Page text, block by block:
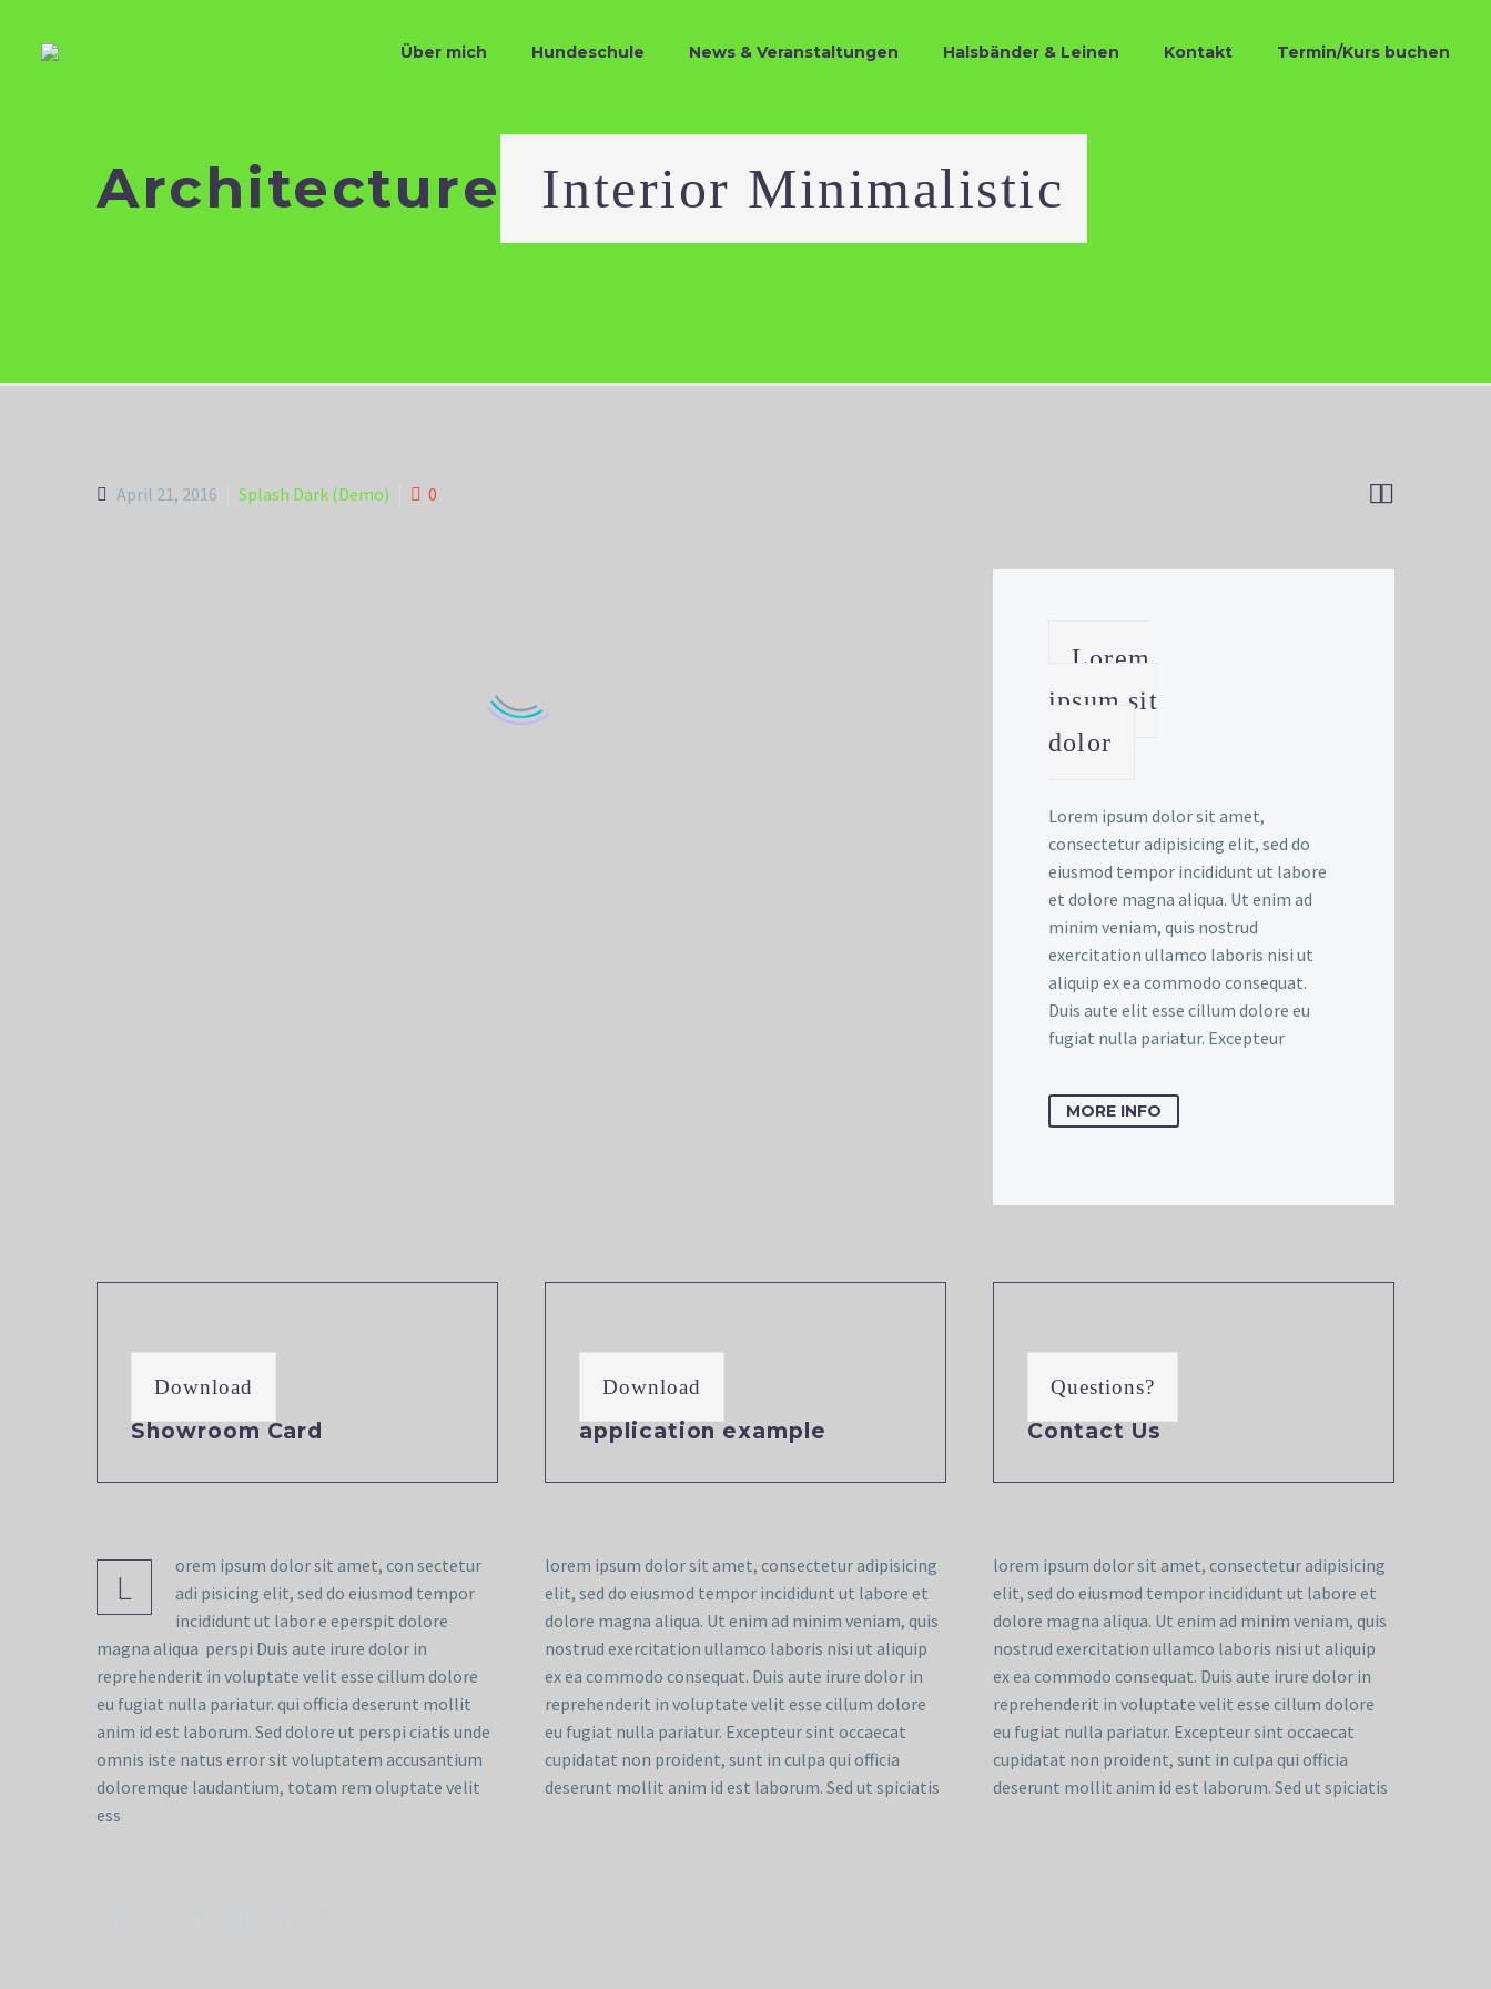
Über mich Hundeschule News & Veranstaltungen Halsbänder & Leinen Kontakt Termin/Kurs buchen
Architecture Interior Minimalistic

April 21, 2016 Splash Dark (Demo) 0
Lorem
ipsum sit
dolor
Lorem ipsum dolor sit amet,
consectetur adipisicing elit, sed do
eiusmod tempor incididunt ut labore
et dolore magna aliqua. Ut enim ad
minim veniam, quis nostrud
exercitation ullamco laboris nisi ut
aliquip ex ea commodo consequat.
Duis aute elit esse cillum dolore eu
fugiat nulla pariatur. Excepteur
MORE INFO
Download
Showroom Card
Download
application example
Questions?
Contact Us
L
orem ipsum dolor sit amet, con sectetur
adi pisicing elit, sed do eiusmod tempor
incididunt ut labor e eperspit dolore
magna aliqua perspi Duis aute irure dolor in
reprehenderit in voluptate velit esse cillum dolore
eu fugiat nulla pariatur. qui officia deserunt mollit
anim id est laborum. Sed dolore ut perspi ciatis unde
omnis iste natus error sit voluptatem accusantium
doloremque laudantium, totam rem oluptate velit
ess
lorem ipsum dolor sit amet, consectetur adipisicing
elit, sed do eiusmod tempor incididunt ut labore et
dolore magna aliqua. Ut enim ad minim veniam, quis
nostrud exercitation ullamco laboris nisi ut aliquip
ex ea commodo consequat. Duis aute irure dolor in
reprehenderit in voluptate velit esse cillum dolore
eu fugiat nulla pariatur. Excepteur sint occaecat
cupidatat non proident, sunt in culpa qui officia
deserunt mollit anim id est laborum. Sed ut spiciatis
lorem ipsum dolor sit amet, consectetur adipisicing
elit, sed do eiusmod tempor incididunt ut labore et
dolore magna aliqua. Ut enim ad minim veniam, quis
nostrud exercitation ullamco laboris nisi ut aliquip
ex ea commodo consequat. Duis aute irure dolor in
reprehenderit in voluptate velit esse cillum dolore
eu fugiat nulla pariatur. Excepteur sint occaecat
cupidatat non proident, sunt in culpa qui officia
deserunt mollit anim id est laborum. Sed ut spiciatis